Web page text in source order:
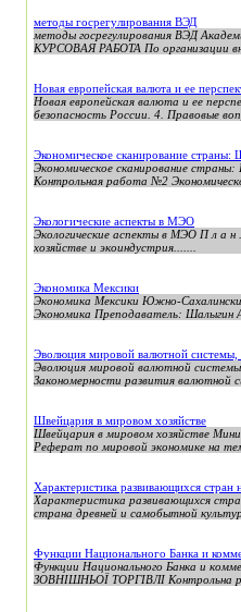
методы госрегулирования ВЭД
методы госрегулирования ВЭД
КУРСОВАЯ РАБОТА По организации
Новая европейская валюта и ее
Новая европейская валюта и ее
безопасность России. 4. Правовые
Экономическое сканирование страны:
Экономическое сканирование
Контрольная работа №2
Экологические аспекты в МЭО
Экологические аспекты в МЭО П л а
хозяйстве и экоиндустрия.......
Экономика Мексики
Экономика Мексики Южно-
Экономика Преподаватель: Шалыгин
Эволюция мировой валютной
Эволюция мировой валютной
Закономерности развития валютной
Швейцария в мировом хозяйстве
Швейцария в мировом хозяйстве
Реферат по мировой экономике на
Характеристика развивающихся
Характеристика развивающихся
страна древней и самобытной
Функции Национального Банка и
Функции Национального Банка и
ЗОВНІШНЬОЇ ТОРГІВЛІ Контрольна